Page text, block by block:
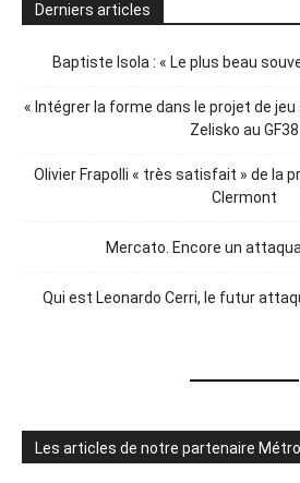
Derniers articles
Baptiste Isola : « Le plus beau
« Intégrer la forme dans le projet de jeu
Zelisko au GF38
Olivier Frapolli « très satisfait » de la
Clermont
Mercato. Encore un
Qui est Leonardo Cerri, le futur
Les articles de notre partenaire